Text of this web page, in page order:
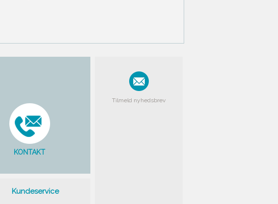
KONTAKT
Kundeservice
Tilmeld nyhedsbrev